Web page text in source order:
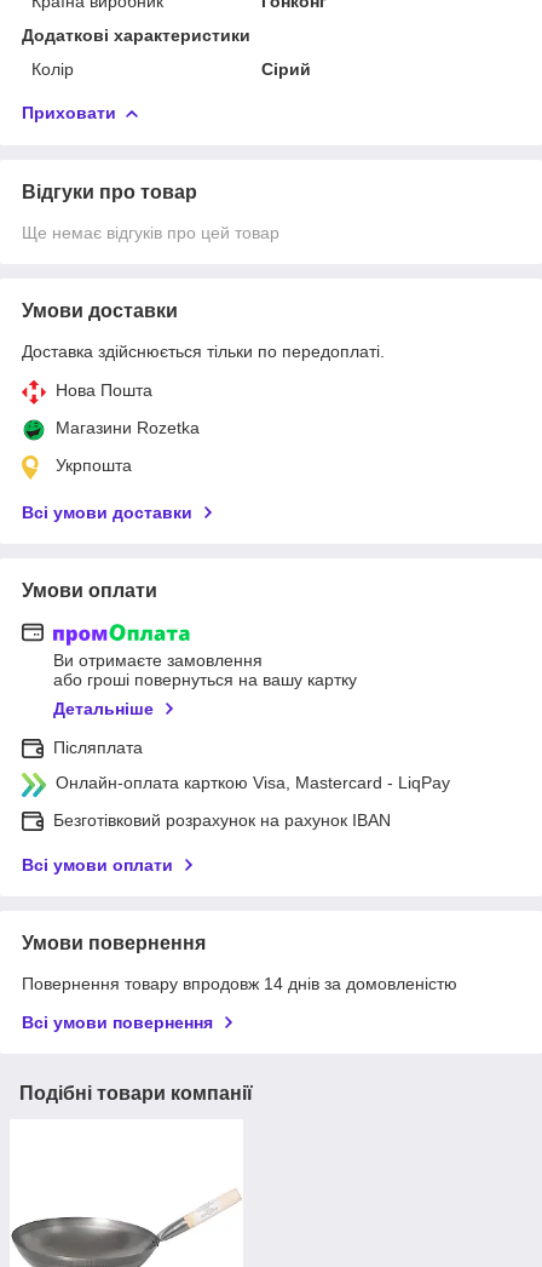
Додаткові характеристики
Колір
Сірий
Приховати
Відгуки про товар
Ще немає відгуків про цей товар
Умови доставки
Доставка здійснюється тільки по передоплаті.
Нова Пошта
Магазини Rozetka
Укрпошта
Всі умови доставки
Умови оплати
Ви отримаєте замовлення
або гроші повернуться на вашу картку
Детальніше
Післяплата
Онлайн-оплата карткою Visa, Mastercard - LiqPay
Безготівковий розрахунок на рахунок IBAN
Всі умови оплати
Умови повернення
Повернення товару впродовж 14 днів за домовленістю
Всі умови повернення
Подібні товари компанії